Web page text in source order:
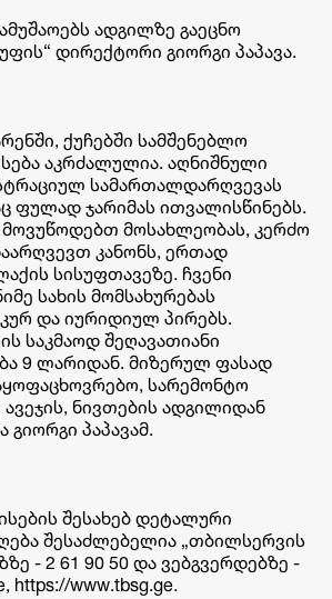
ადგილზე გაეცნო
დირექტორი გიორგი პაპავა.
ქუჩებში სამშენებლო
აკრძალულია. აღნიშნული
სამართალდარღვევას
ფულად ჯარიმას ითვალისწინებს.
მოსახლეობას, კერძო
კანონს, ერთად
სისუფთავეზე. ჩვენი
სახის მომსახურებას
და იურიდიულ პირებს.
საკმაოდ შეღავათიანი
9 ლარიდან. მიზერულ ფასად
სარემონტო
ნივთების ადგილიდან
გიორგი პაპავამ.
შესახებ დეტალური
შესაძლებელია „თბილსერვის
- 2 61 90 50 და ვებგვერდებზე -
https://www.tbsg.ge.